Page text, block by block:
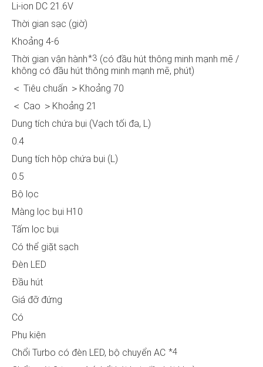
Li-ion DC 21.6V
Thời gian sạc (giờ)
Khoảng 4-6
Thời gian vận hành*3 (có đầu hút thông minh mạnh mẽ /
không có đầu hút thông minh mạnh mẽ, phút)
＜ Tiêu chuẩn ＞Khoảng 70
＜ Cao ＞Khoảng 21
Dung tích chứa bụi (Vạch tối đa, L)
0.4
Dung tích hộp chứa bụi (L)
0.5
Bộ lọc
Màng lọc bụi H10
Tấm lọc bụi
Có thể giặt sạch
Đèn LED
Đầu hút
Giá đỡ đứng
Có
Phụ kiện
Chổi Turbo có đèn LED, bộ chuyển AC *4